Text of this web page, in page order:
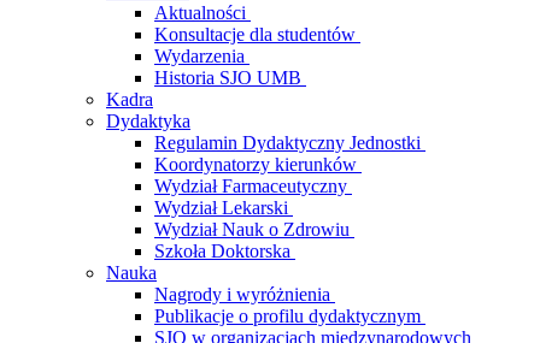
Aktualności
Konsultacje dla studentów
Wydarzenia
Historia SJO UMB
Kadra
Dydaktyka
Regulamin Dydaktyczny Jednostki
Koordynatorzy kierunków
Wydział Farmaceutyczny
Wydział Lekarski
Wydział Nauk o Zdrowiu
Szkoła Doktorska
Nauka
Nagrody i wyróżnienia
Publikacje o profilu dydaktycznym
SJO w organizacjach międzynarodowych